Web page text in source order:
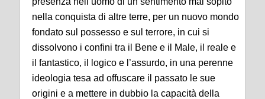
nella conquista di altre terre, per un nuovo mondo
fondato sul possesso e sul terrore, in cui si
dissolvono i confini tra il Bene e il Male, il reale e
il fantastico, il logico e l’assurdo, in una perenne
ideologia tesa ad offuscare il passato le sue
origini e a mettere in dubbio la capacità della